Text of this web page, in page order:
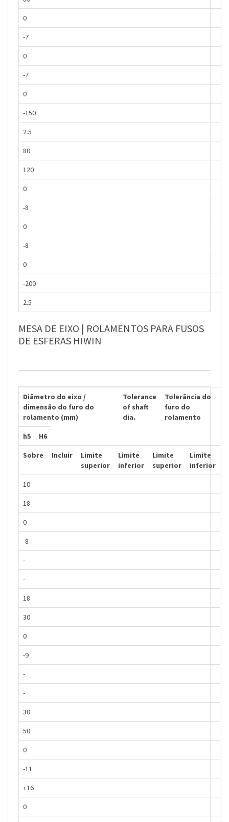
0
-7
0
-7
0
-150
2.5
80
120
0
-8
0
-8
0
-200
2.5
MESA DE EIXO | ROLAMENTOS PARA FUSOS
DE ESFERAS HIWIN
Diâmetro do eixo /
dimensão do furo do
rolamento (mm)
Tolerance
of shaft
dia.
Tolerância do
furo do
rolamento
h5 H6
Sobre Incluir
Limite
superior
Limite
inferior
Limite
superior
Limite
inferior
10
18
0
-8
-
-
18
30
0
-9
-
-
30
50
0
-11
+16
0